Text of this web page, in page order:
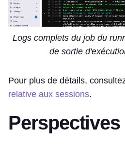
Logs complets du job du
de sortie
Pour plus de détails,
relative aux sessions.
Perspectives